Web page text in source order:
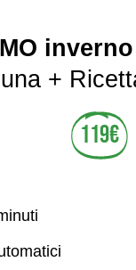
+
119€